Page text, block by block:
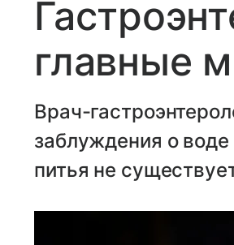
главные
Врач-
заблуждения о
питья не